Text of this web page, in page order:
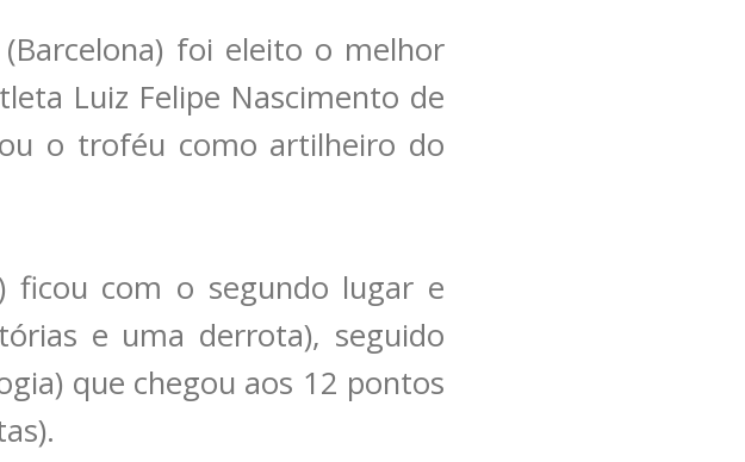
foi eleito o melhor
Luiz Felipe Nascimento de
o troféu como artilheiro do
ficou com o segundo lugar e
e uma derrota), seguido
que chegou aos 12 pontos